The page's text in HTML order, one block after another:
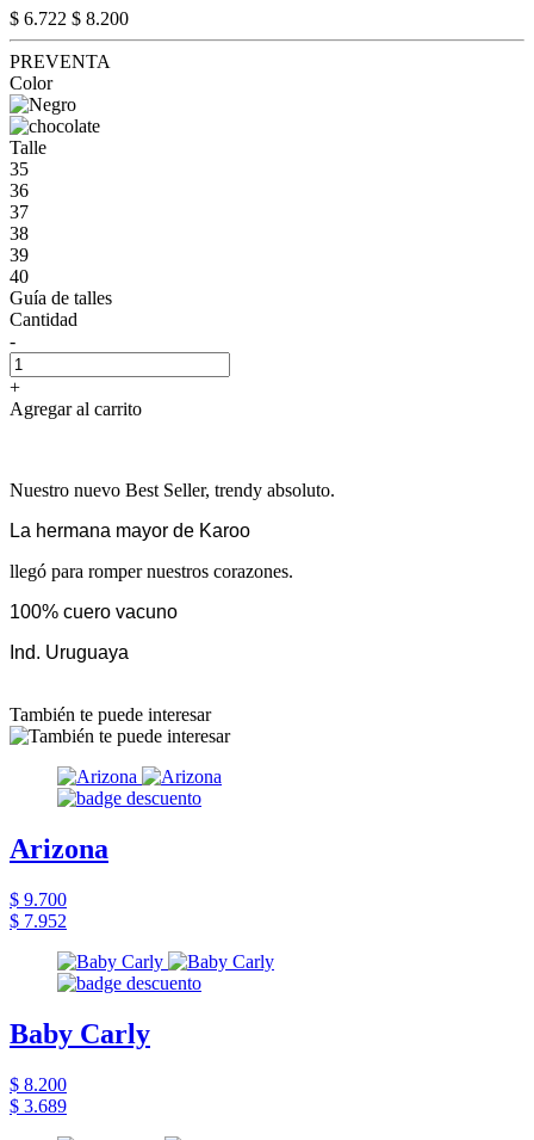
$ 6.722 $ 8.200
PREVENTA
Color
Talle
35
36
37
38
39
40
Guía de talles
Cantidad
-
+
Agregar al carrito
Nuestro nuevo Best Seller, trendy absoluto.
La hermana mayor de Karoo
llegó para romper nuestros corazones.
100% cuero vacuno
Ind. Uruguaya
También te puede interesar
Arizona
$ 9.700
$ 7.952
Baby Carly
$ 8.200
$ 3.689